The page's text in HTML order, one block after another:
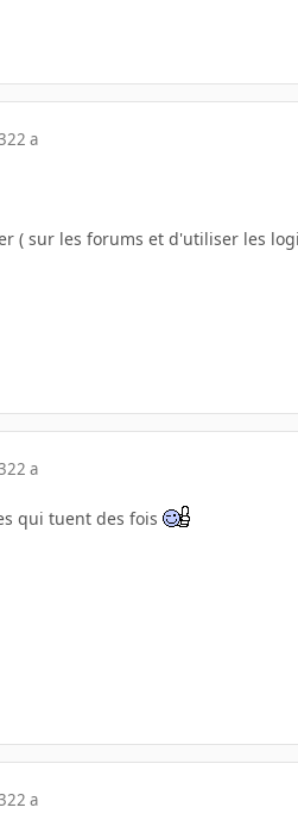
22 a
( sur les forums et d'utiliser les
22 a
qui tuent des fois
22 a